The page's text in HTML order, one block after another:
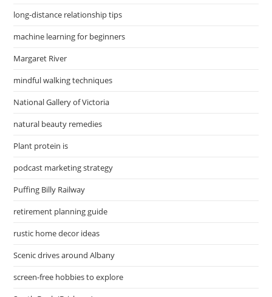
long-distance relationship tips
machine learning for beginners
Margaret River
mindful walking techniques
National Gallery of Victoria
natural beauty remedies
Plant protein is
podcast marketing strategy
Puffing Billy Railway
retirement planning guide
rustic home decor ideas
Scenic drives around Albany
screen-free hobbies to explore